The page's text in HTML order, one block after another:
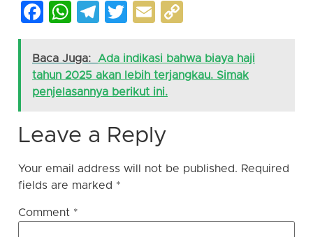
Facebook
WhatsApp
Telegram
Twitter
Email
Baca Juga:
Ada indikasi bahwa biaya haji
tahun 2025 akan lebih terjangkau. Simak
penjelasannya berikut ini.
Leave a Reply
Your email address will not be published. Required
fields are marked *
Comment *